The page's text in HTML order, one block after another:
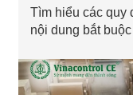
Tìm hiểu các quy
nội dung bắt